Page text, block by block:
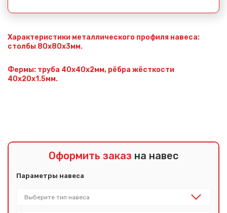
Характеристики металлического профиля навеса:
столбы 80х80х3мм.
Фермы: труба 40х40х2мм, рёбра жёсткости
40х20х1.5мм.
Оформить заказ на навес
Параметры навеса